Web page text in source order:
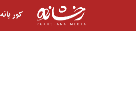
کور پانه